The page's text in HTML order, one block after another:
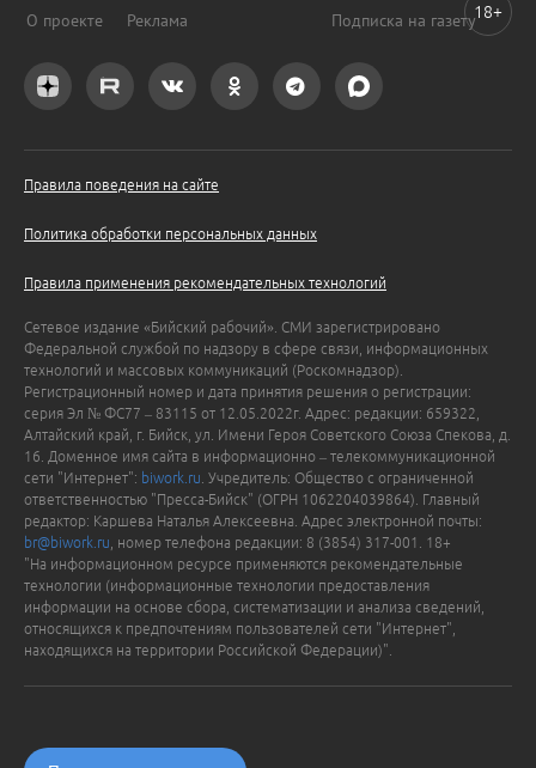
О проекте Реклама Подписка на газету
Правила поведения на сайте
Политика обработки персональных данных
Правила применения рекомендательных технологий
Сетевое издание «Бийский рабочий». СМИ зарегистрировано
Федеральной службой по надзору в сфере связи, информационных
технологий и массовых коммуникаций (Роскомнадзор).
Регистрационный номер и дата принятия решения о регистрации:
серия Эл № ФС77 – 83115 от 12.05.2022г. Адрес: редакции: 659322,
Алтайский край, г. Бийск, ул. Имени Героя Советского Союза Спекова, д.
16. Доменное имя сайта в информационно – телекоммуникационной
сети "Интернет": biwork.ru . Учредитель: Общество с ограниченной
ответственностью "Пресса-Бийск" (ОГРН 1062204039864). Главный
редактор: Каршева Наталья Алексеевна. Адрес электронной почты:
br@biwork.ru , номер телефона редакции: 8 (3854) 317-001. 18+
"На информационном ресурсе применяются рекомендательные
технологии (информационные технологии предоставления
информации на основе сбора, систематизации и анализа сведений,
относящихся к предпочтениям пользователей сети "Интернет",
находящихся на территории Российской Федерации)".
18+